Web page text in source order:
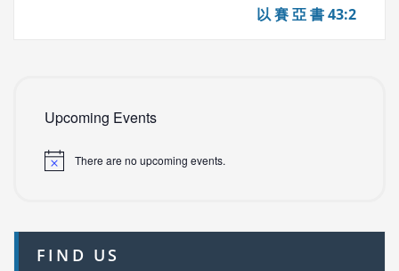
以 賽 亞 書 43:2
Upcoming Events
There are no upcoming events.
FIND US